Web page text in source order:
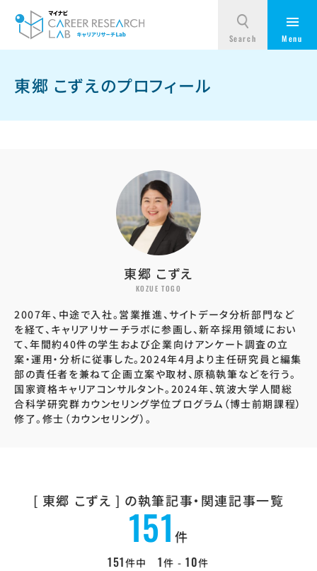
東郷 こずえのプロフィール
東郷 こずえ
KOZUE TOGO
2007年、中途で入社。営業推進、サイトデータ分析部門など
を経て、キャリアリサーチラボに参画し、新卒採用領域におい
て、年間約40件の学生および企業向けアンケート調査の立
案・運用・分析に従事した。2024年4月より主任研究員と編集
部の責任者を兼ねて企画立案や取材、原稿執筆などを行う。
国家資格キャリアコンサルタント。2024年、筑波大学人間総
合科学研究群カウンセリング学位プログラム（博士前期課程）
修了。修士（カウンセリング）。
[ 東郷 こずえ ] の執筆記事・関連記事一覧
151 件
151件中 1件 -10件